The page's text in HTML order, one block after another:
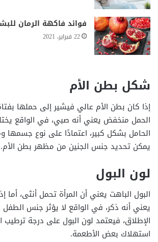
فوائد فاكهة الرمان
22 فبراير، 2021
شكل بطن الأم
إذا كان بطن الأم عالي فيشير إلى حملها
الحمل منخفض يعني أنه صبي، في الواقع
الحامل بشكل كبير، اعتمادًا على نوع جسمها
يمكن تحديد جنس الجنين من مظهر بطن الأم.
لون البول
البول الباهت يعني أن المرأة تحمل أنثى، أما
يعني أنه ذكر، في الواقع لا يؤثر جنس
الإطلاق، فيعتمد لون البول على درجة ترطيب
استهلاك بعض الأطعمة.